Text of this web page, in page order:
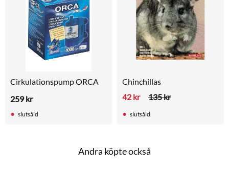
Cirkulationspump ORCA
259kr
slutsåld
Chinchillas
42 kr 135kr
slutsåld
Andra köpte också